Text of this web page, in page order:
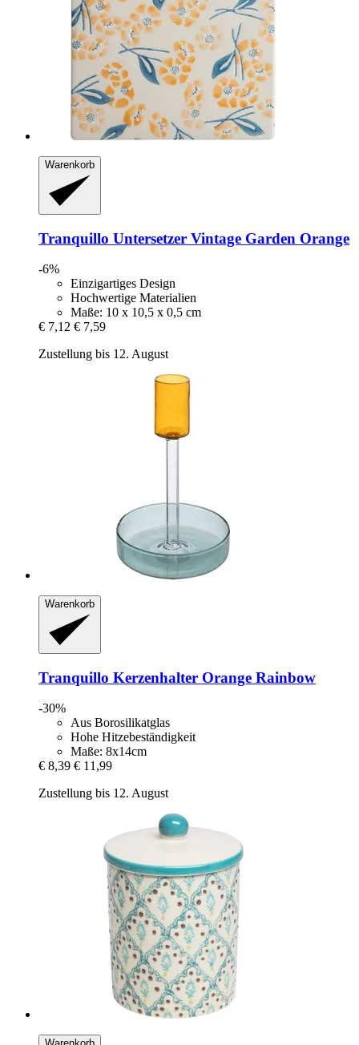
Warenkorb
Tranquillo Untersetzer Vintage Garden Orange
-6%
Einzigartiges Design
Hochwertige Materialien
Maße: 10 x 10,5 x 0,5 cm
€ 7,12 € 7,59
Zustellung bis 12. August
Warenkorb
Tranquillo Kerzenhalter Orange Rainbow
-30%
Aus Borosilikatglas
Hohe Hitzebeständigkeit
Maße: 8x14cm
€ 8,39 € 11,99
Zustellung bis 12. August